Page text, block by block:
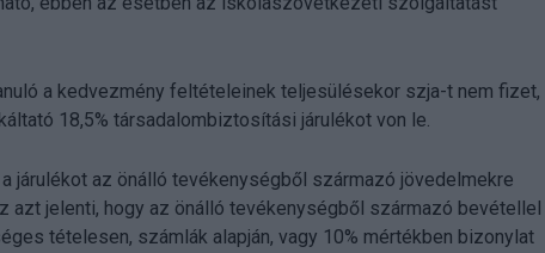
a kedvezmény feltételeinek teljesülésekor szja-t nem fizet,
18,5% társadalombiztosítási járulékot von le.
járulékot az önálló tevékenységből származó jövedelmekre
jelenti, hogy az önálló tevékenységből származó bevétellel
tételesen, számlák alapján, vagy 10% mértékben bizonylat